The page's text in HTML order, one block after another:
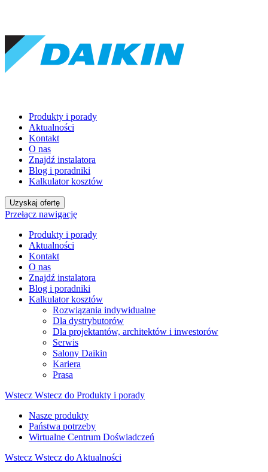
Produkty i porady
Aktualności
Kontakt
O nas
Znajdź instalatora
Blog i poradniki
Kalkulator kosztów
Uzyskaj ofertę
Przełącz nawigację
Produkty i porady
Aktualności
Kontakt
O nas
Znajdź instalatora
Blog i poradniki
Kalkulator kosztów
Rozwiązania indywidualne
Dla dystrybutorów
Dla projektantów, architektów i inwestorów
Serwis
Salony Daikin
Kariera
Prasa
Wstecz Wstecz do Produkty i porady
Nasze produkty
Państwa potrzeby
Wirtualne Centrum Doświadczeń
Wstecz Wstecz do Aktualności